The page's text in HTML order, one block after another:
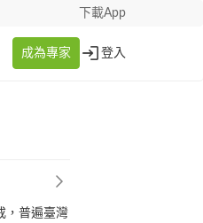
下載App
成為專家 登入
，普遍臺灣